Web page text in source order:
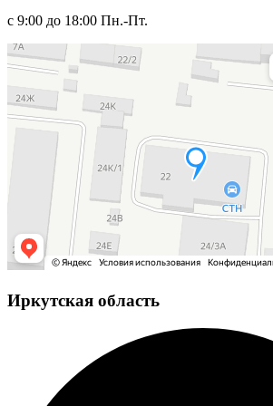
с 9:00 до 18:00 Пн.-Пт.
Иркутская область